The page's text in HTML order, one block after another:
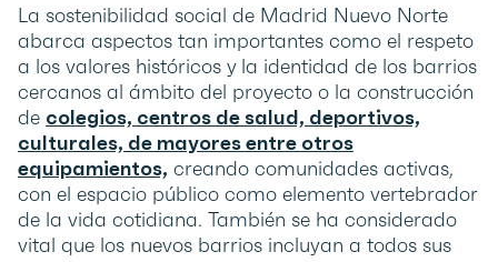
La sostenibilidad social de Madrid Nuevo Norte
abarca aspectos tan importantes como el respeto
a los valores históricos y la identidad de los barrios
cercanos al ámbito del proyecto o la construcción
de colegios, centros de salud, deportivos,
culturales, de mayores entre otros
equipamientos, creando comunidades activas,
con el espacio público como elemento vertebrador
de la vida cotidiana. También se ha considerado
vital que los nuevos barrios incluyan a todos sus